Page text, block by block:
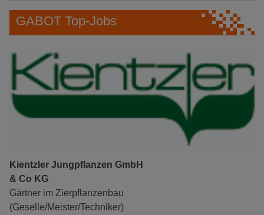
GABOT Top-Jobs
Kientzler Jungpflanzen GmbH
& Co KG
Gärtner im Zierpflanzenbau
(Geselle/Meister/Techniker)